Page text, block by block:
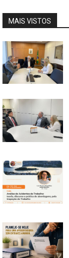
MAIS VISTOS